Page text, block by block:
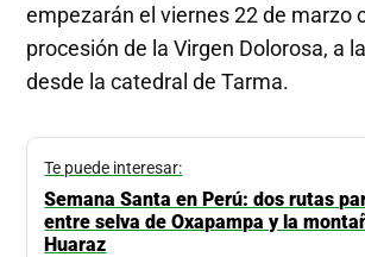
empezarán el viernes 22 de marzo
procesión de la Virgen Dolorosa, a
desde la catedral de Tarma.
Te puede interesar:
Semana Santa en Perú: dos rutas
entre selva de Oxapampa y la
Huaraz